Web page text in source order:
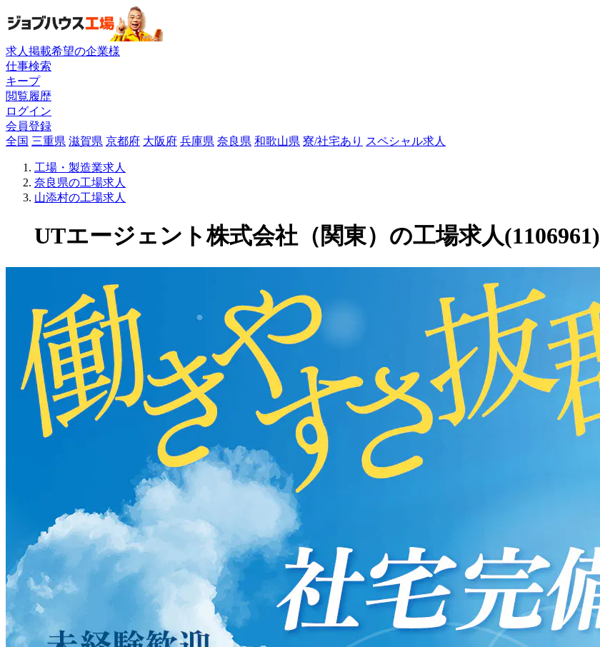
求人掲載希望の企業様
仕事検索
キープ
閲覧履歴
ログイン
会員登録
全国 三重県 滋賀県 京都府 大阪府 兵庫県 奈良県 和歌山県 寮/社宅あり スペシャル求人
工場・製造業求人
奈良県の工場求人
山添村の工場求人
UTエージェント株式会社（関東）の工場求人(1106961)